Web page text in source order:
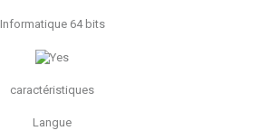
Informatique 64 bits
caractéristiques
Langue